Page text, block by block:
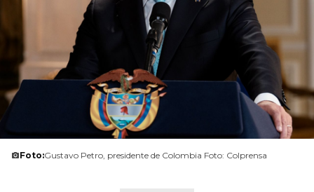
Foto:Gustavo Petro, presidente de Colombia Foto: Colprensa